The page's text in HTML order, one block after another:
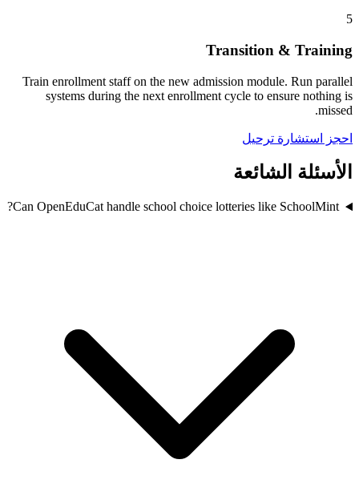
5
Transition & Training
Train enrollment staff on the new admission module. Run parallel
systems during the next enrollment cycle to ensure nothing is
missed.
احجز استشارة ترحيل
الأسئلة الشائعة
Can OpenEduCat handle school choice lotteries like SchoolMint?